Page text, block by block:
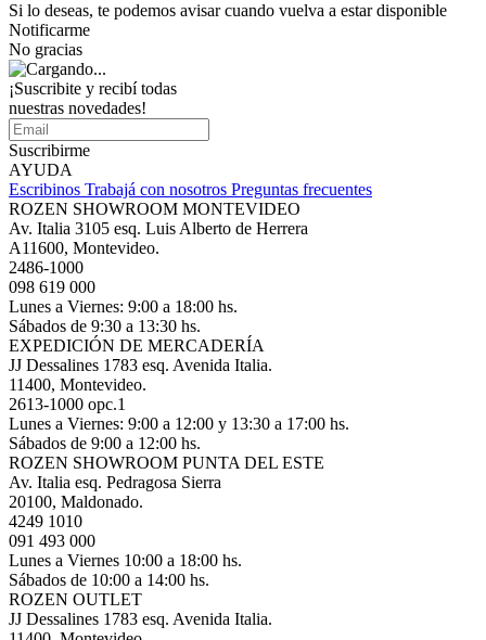
Si lo deseas, te podemos avisar cuando vuelva a estar disponible
Notificarme
No gracias
¡Suscribite y recibí todas
nuestras novedades!
Suscribirme
AYUDA
Escribinos Trabajá con nosotros Preguntas frecuentes
ROZEN SHOWROOM MONTEVIDEO
Av. Italia 3105 esq. Luis Alberto de Herrera
A11600, Montevideo.
2486-1000
098 619 000
Lunes a Viernes: 9:00 a 18:00 hs.
Sábados de 9:30 a 13:30 hs.
EXPEDICIÓN DE MERCADERÍA
JJ Dessalines 1783 esq. Avenida Italia.
11400, Montevideo.
2613-1000 opc.1
Lunes a Viernes: 9:00 a 12:00 y 13:30 a 17:00 hs.
Sábados de 9:00 a 12:00 hs.
ROZEN SHOWROOM PUNTA DEL ESTE
Av. Italia esq. Pedragosa Sierra
20100, Maldonado.
4249 1010
091 493 000
Lunes a Viernes 10:00 a 18:00 hs.
Sábados de 10:00 a 14:00 hs.
ROZEN OUTLET
JJ Dessalines 1783 esq. Avenida Italia.